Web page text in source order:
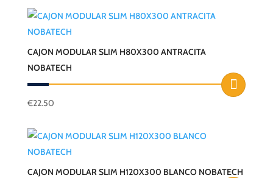
desde
€97.80
producto
tiene
múltiples
variantes.
Las
opciones
se
elegir
en
CAJON MODULAR SLIM H80X300 ANTRACITA
NOBATECH
€22.50
CAJON MODULAR SLIM H120X300 BLANCO NOBATECH